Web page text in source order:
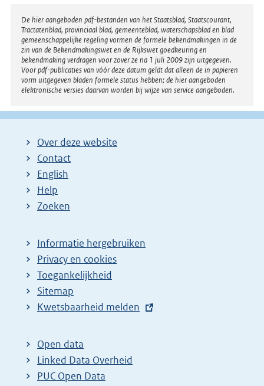
Disclaimer
De hier aangeboden pdf-bestanden van het Staatsblad, Staatscourant,
Tractatenblad, provinciaal blad, gemeenteblad, waterschapsblad en blad
gemeenschappelijke regeling vormen de formele bekendmakingen in de
zin van de Bekendmakingswet en de Rijkswet goedkeuring en
bekendmaking verdragen voor zover ze na 1 juli 2009 zijn uitgegeven.
Voor pdf-publicaties van vóór deze datum geldt dat alleen de in papieren
vorm uitgegeven bladen formele status hebben; de hier aangeboden
elektronische versies daarvan worden bij wijze van service aangeboden.
Over deze website
Contact
English
Help
Zoeken
Informatie hergebruiken
Privacy en cookies
Toegankelijkheid
Sitemap
E
t
e
r
Kwetsbaarheid melden
Open data
Linked Data Overheid
PUC Open Data